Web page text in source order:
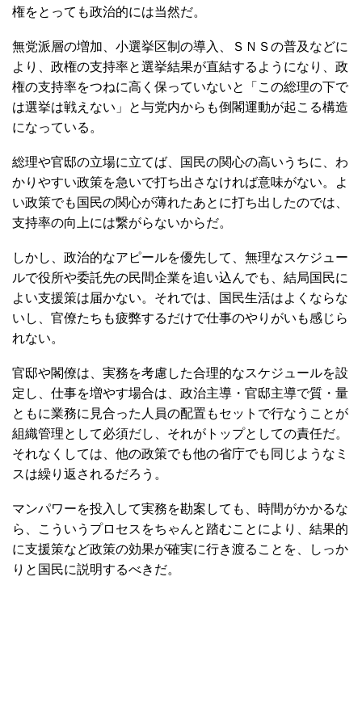
権をとっても政治的には当然だ。
無党派層の増加、小選挙区制の導入、ＳＮＳの普及などに
より、政権の支持率と選挙結果が直結するようになり、政
権の支持率をつねに高く保っていないと「この総理の下で
は選挙は戦えない」と与党内からも倒閣運動が起こる構造
になっている。
総理や官邸の立場に立てば、国民の関心の高いうちに、わ
かりやすい政策を急いで打ち出さなければ意味がない。よ
い政策でも国民の関心が薄れたあとに打ち出したのでは、
支持率の向上には繋がらないからだ。
しかし、政治的なアピールを優先して、無理なスケジュー
ルで役所や委託先の民間企業を追い込んでも、結局国民に
よい支援策は届かない。それでは、国民生活はよくならな
いし、官僚たちも疲弊するだけで仕事のやりがいも感じら
れない。
官邸や閣僚は、実務を考慮した合理的なスケジュールを設
定し、仕事を増やす場合は、政治主導・官邸主導で質・量
ともに業務に見合った人員の配置もセットで行なうことが
組織管理として必須だし、それがトップとしての責任だ。
それなくしては、他の政策でも他の省庁でも同じようなミ
スは繰り返されるだろう。
マンパワーを投入して実務を勘案しても、時間がかかるな
ら、こういうプロセスをちゃんと踏むことにより、結果的
に支援策など政策の効果が確実に行き渡ることを、しっか
りと国民に説明するべきだ。